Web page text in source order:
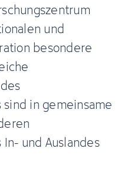
und
besondere
in gemeinsame
und Auslandes